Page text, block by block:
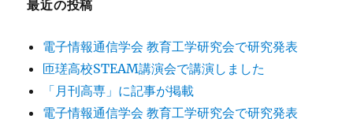
最近の投稿
電子情報通信学会 教育工学研究会で研究発表
匝瑳高校STEAM講演会で講演しました
「月刊高専」に記事が掲載
電子情報通信学会 教育工学研究会で研究発表